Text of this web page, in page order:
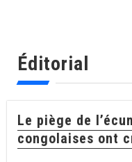
Éditorial
Le piège de
congolaises ont